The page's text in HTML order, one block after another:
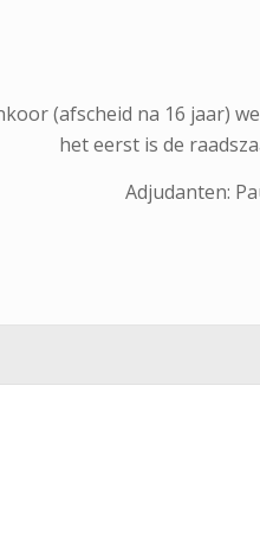
(afscheid na 16 jaar)
het eerst is de
Adjudanten: